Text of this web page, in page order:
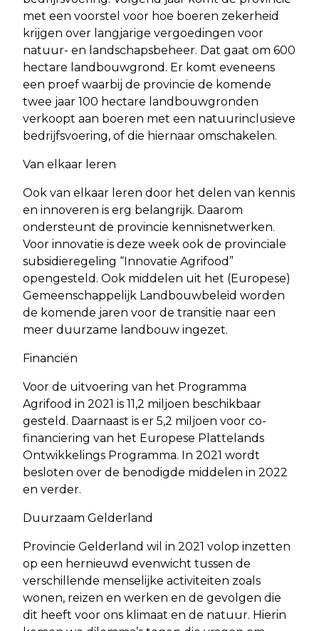
met een voorstel voor hoe boeren zekerheid
krijgen over langjarige vergoedingen voor
natuur- en landschapsbeheer. Dat gaat om 600
hectare landbouwgrond. Er komt eveneens
een proef waarbij de provincie de komende
twee jaar 100 hectare landbouwgronden
verkoopt aan boeren met een natuurinclusieve
bedrijfsvoering, of die hiernaar omschakelen.
Van elkaar leren
Ook van elkaar leren door het delen van kennis
en innoveren is erg belangrijk. Daarom
ondersteunt de provincie kennisnetwerken.
Voor innovatie is deze week ook de provinciale
subsidieregeling “Innovatie Agrifood”
opengesteld. Ook middelen uit het (Europese)
Gemeenschappelijk Landbouwbeleid worden
de komende jaren voor de transitie naar een
meer duurzame landbouw ingezet.
Financiën
Voor de uitvoering van het Programma
Agrifood in 2021 is 11,2 miljoen beschikbaar
gesteld. Daarnaast is er 5,2 miljoen voor co-
financiering van het Europese Plattelands
Ontwikkelings Programma. In 2021 wordt
besloten over de benodigde middelen in 2022
en verder.
Duurzaam Gelderland
Provincie Gelderland wil in 2021 volop inzetten
op een hernieuwd evenwicht tussen de
verschillende menselijke activiteiten zoals
wonen, reizen en werken en de gevolgen die
dit heeft voor ons klimaat en de natuur. Hierin